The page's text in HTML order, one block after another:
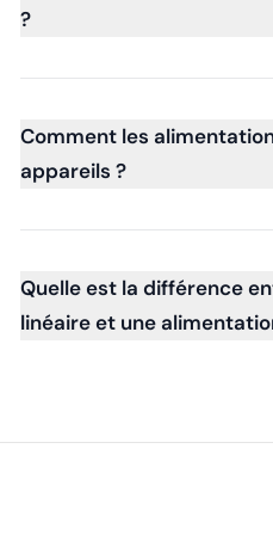
?
Comment les
appareils ?
Quelle est la différence
linéaire et une